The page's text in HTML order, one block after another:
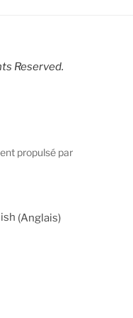
Reserved.
propulsé par
(Anglais)